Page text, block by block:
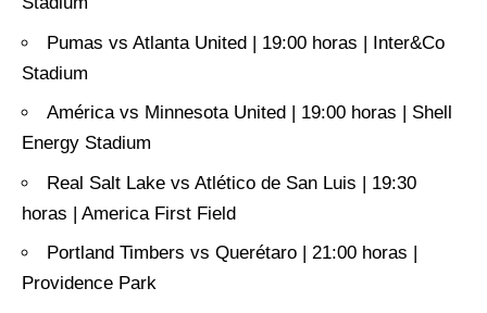
Pumas vs Atlanta United | 19:00 horas | Inter&Co
Stadium
América vs Minnesota United | 19:00 horas | Shell
Energy Stadium
Real Salt Lake vs Atlético de San Luis | 19:30
horas | America First Field
Portland Timbers vs Querétaro | 21:00 horas |
Providence Park